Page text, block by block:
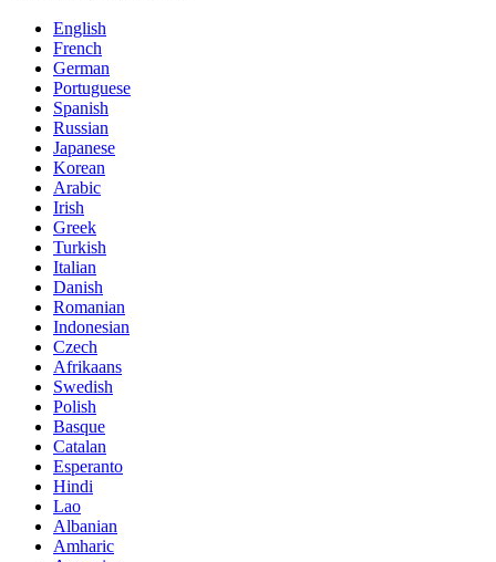
English
French
German
Portuguese
Spanish
Russian
Japanese
Korean
Arabic
Irish
Greek
Turkish
Italian
Danish
Romanian
Indonesian
Czech
Afrikaans
Swedish
Polish
Basque
Catalan
Esperanto
Hindi
Lao
Albanian
Amharic